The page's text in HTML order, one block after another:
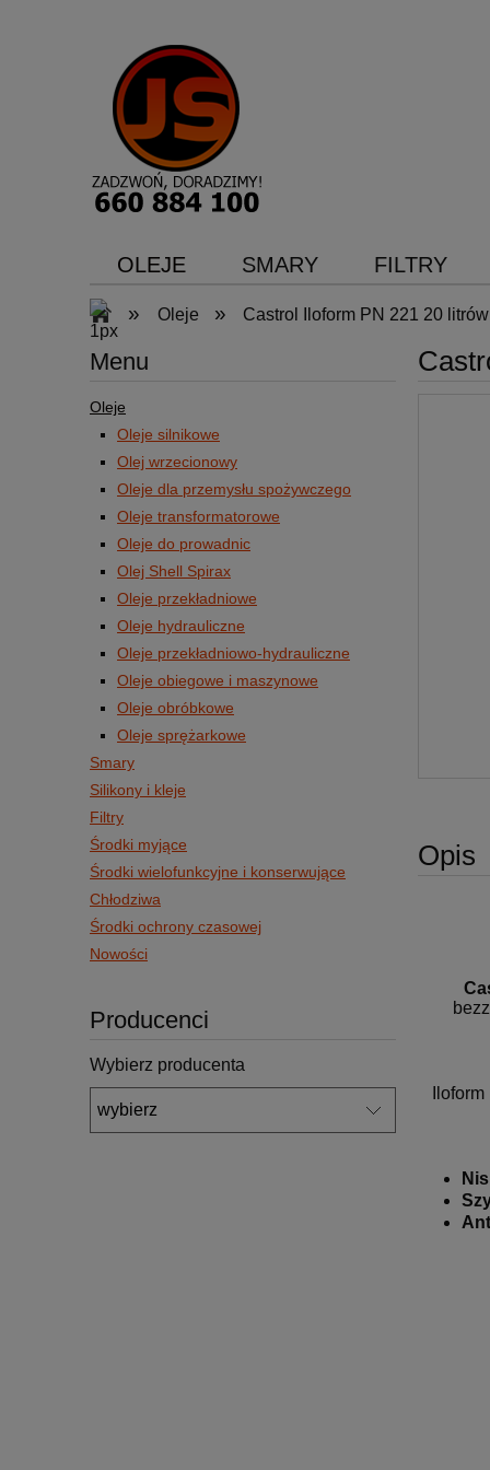
OLEJE SMARY FILTRY
» Oleje » Castrol Iloform PN 221 20 litrów
Menu
Oleje
Oleje silnikowe
Olej wrzecionowy
Oleje dla przemysłu spożywczego
Oleje transformatorowe
Oleje do prowadnic
Olej Shell Spirax
Oleje przekładniowe
Oleje hydrauliczne
Oleje przekładniowo-hydrauliczne
Oleje obiegowe i maszynowe
Oleje obróbkowe
Oleje sprężarkowe
Smary
Silikony i kleje
Filtry
Środki myjące
Środki wielofunkcyjne i konserwujące
Chłodziwa
Środki ochrony czasowej
Nowości
Producenci
Wybierz producenta
Opis